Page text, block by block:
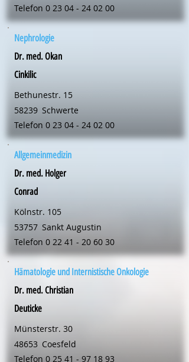
Telefon 0 23 04 - 24 02 00
Nephrologie
Dr. med. Okan
Cinkilic
Bethunestr. 15
58239 Schwerte
Telefon 0 23 04 - 24 02 00
Allgemeinmedizin
Dr. med. Holger
Conrad
Kölnstr. 105
53757 Sankt Augustin
Telefon 0 22 41 - 20 60 30
Hämatologie und Internistische Onkologie
Dr. med. Christian
Deuticke
Münsterstr. 30
48653 Coesfeld
Telefon 0 25 41 - 97 18 93